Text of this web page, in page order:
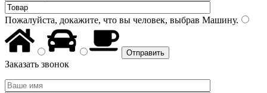
Пожалуйста, докажите, что вы человек, выбрав Машину.
Заказать звонок